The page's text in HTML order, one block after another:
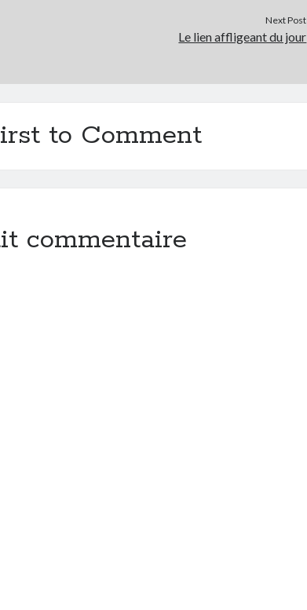
Next Post
Le lien affligeant du jour
to Comment
commentaire